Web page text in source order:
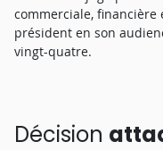
commerciale,
président en son
vingt-quatre.
Décision